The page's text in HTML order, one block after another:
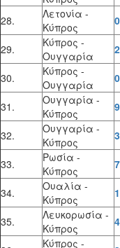
28.
Λετονία -
Κύπρος
29.
Κύπρος -
Ουγγαρία
30.
Κύπρος -
Ουγγαρία
31.
Ουγγαρία -
Κύπρος
32.
Ουγγαρία -
Κύπρος
33.
Ρωσία -
Κύπρος
34.
Ουαλία -
Κύπρος
35.
Λευκορωσία -
Κύπρος
Κύπρος -